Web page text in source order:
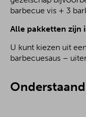
barbecue vis + 3
Alle pakketten zijn
U kunt kiezen uit
barbecuesaus –